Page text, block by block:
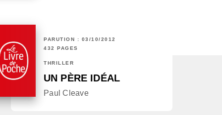
PARUTION : 03/10/2012
432 PAGES
THRILLER
UN PÈRE IDÉAL
Paul Cleave